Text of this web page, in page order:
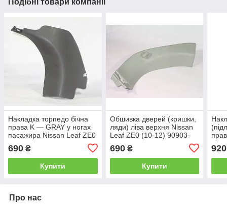
Подібні товари компанії
Накладка торпедо бічна
права K — GRAY у ногах
пасажира Nissan Leaf ZE0
690 ₴
Купити
Обшивка дверей (кришки,
ляди) ліва верхня Nissan
Leaf ZE0 (10-12) 90903-
690₴
Купити
920
Про нас